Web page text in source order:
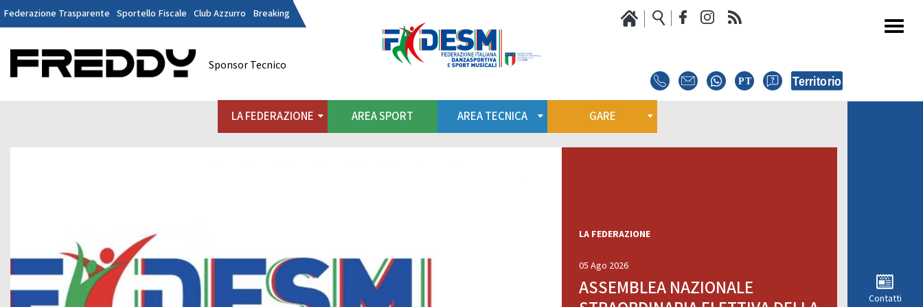
Federazione Trasparente Sportello Fiscale Club Azzurro Breaking
Sponsor Tecnico
LA FEDERAZIONE AREA SPORT AREA TECNICA GARE
Contatti
Commissione Federali Atleti
Commissione Federale Tecnici
Segreteria Generale
CORPORATE
AREA SPORT
Danze Afrolatine
DANZE E.PO.CA
AREA TECNICA
Regolamento
Piano Formativo dei Tecnici
Contatti Discipline
Tesseramento
Territorio Formazione
LA FEDERAZIONE
05 Ago 2026
ASSEMBLEA NAZIONALE